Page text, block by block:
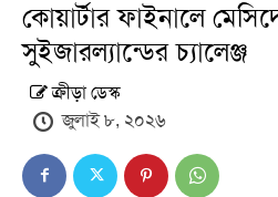
কোয়ার্টার ফাইনালে
সুইজারল্যান্ডের চ্যালেঞ্জ
ক্রীড়া ডেস্ক
জুলাই ৮, ২০২৬